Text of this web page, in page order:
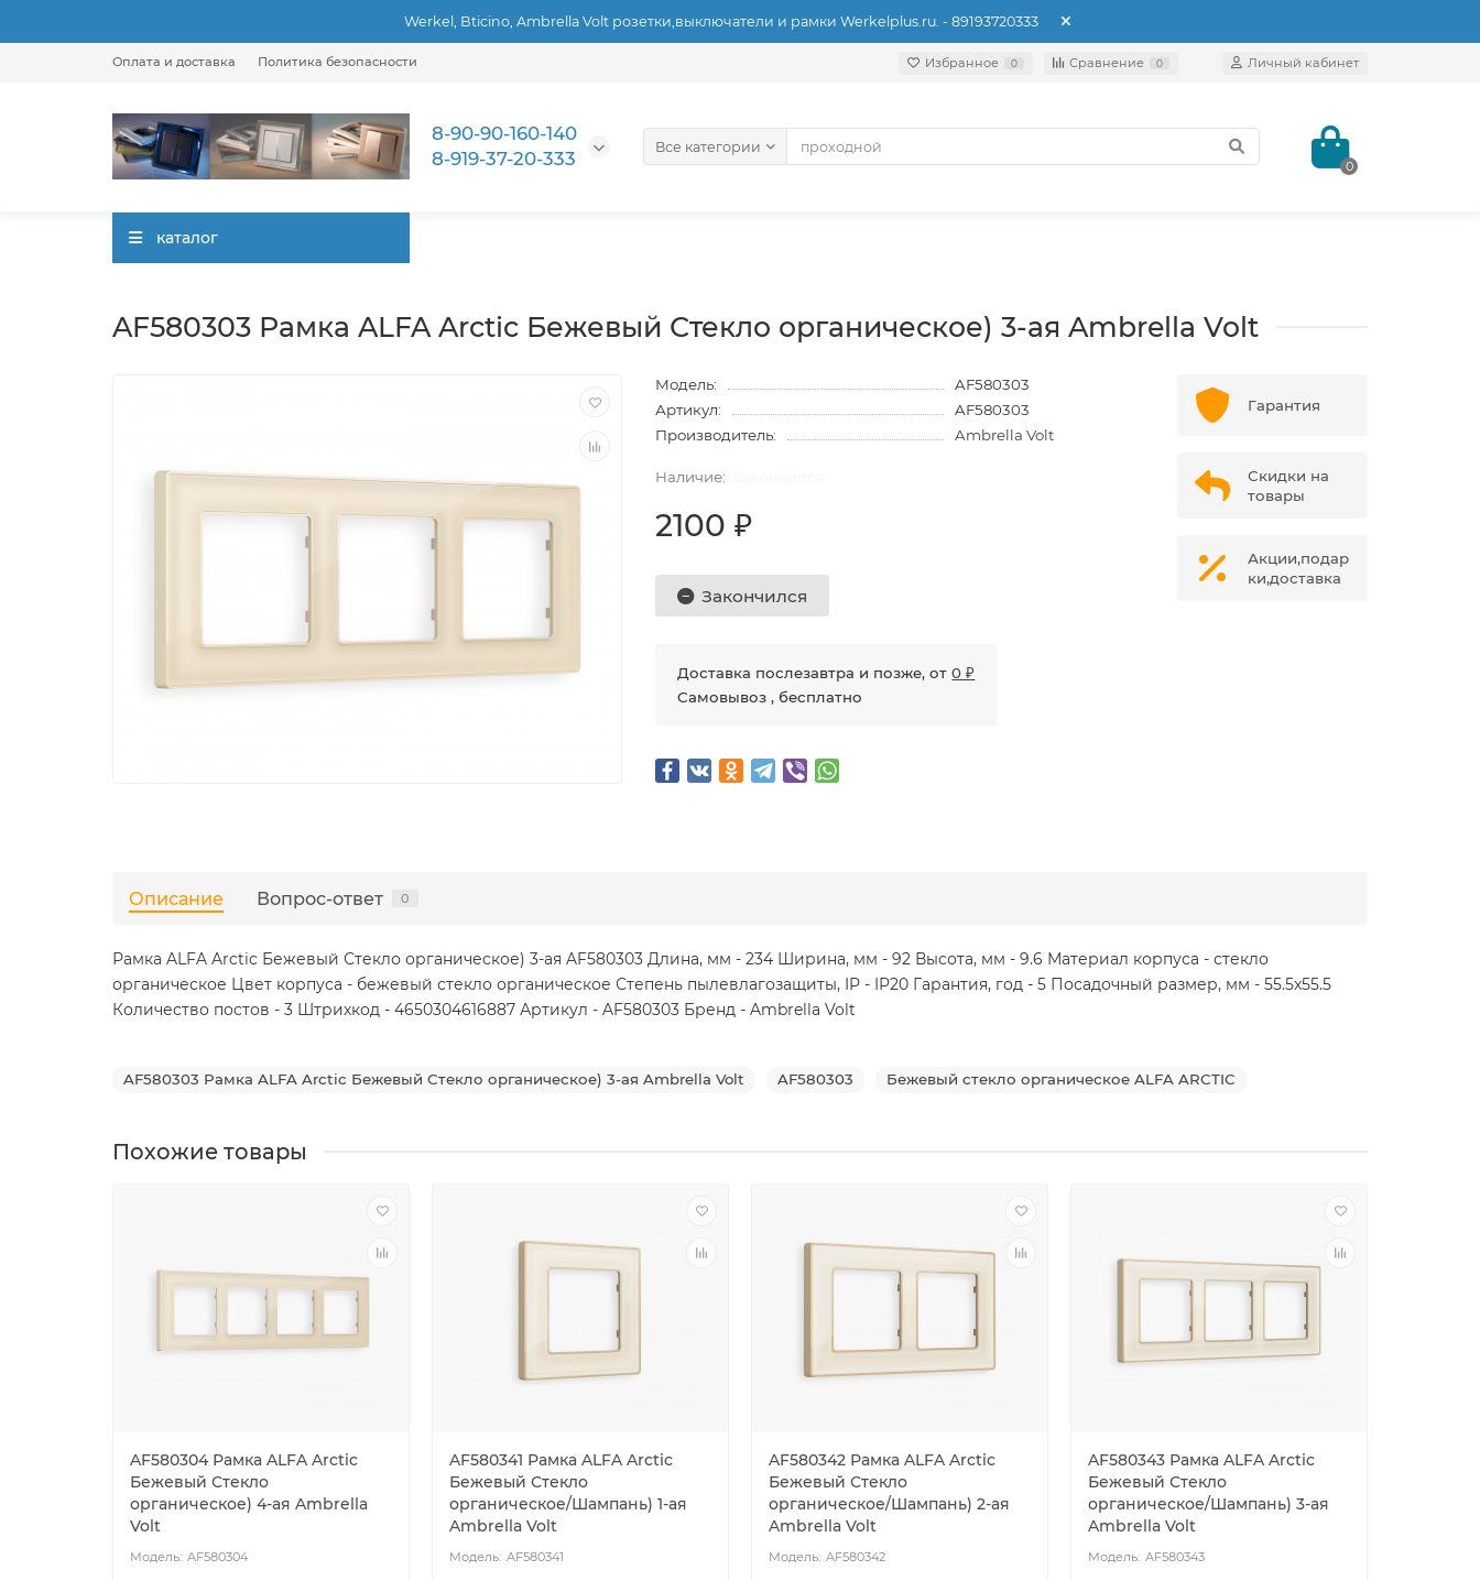
Werkel, Bticino, Ambrella Volt розетки,выключатели и рамки Werkelplus.ru. - 89193720333
Оплата и доставка Политика безопасности Избранное 0 Сравнение 0 Личный кабинет
Все категории
8-90-90-160-140
8-919-37-20-333
0
каталог
AF580303 Рамка ALFA Arctic Бежевый Стекло органическое) 3-ая Ambrella Volt
Модель:
AF580303
Артикул:
AF580303
Производитель:
Ambrella Volt
2100 ₽
Закончился
Доставка послезавтра и позже, от0 ₽
Самовывоз , бесплатно
Гарантия
Скидки на
товары
Акции,подар
ки,доставка
Описание Вопрос-ответ 0
Рамка ALFA Arctic Бежевый Стекло органическое) 3-ая AF580303 Длина, мм - 234 Ширина, мм - 92 Высота, мм - 9.6 Материал корпуса - стекло
органическое Цвет корпуса - бежевый стекло органическое Степень пылевлагозащиты, IP - IP20 Гарантия, год - 5 Посадочный размер, мм - 55.5x55.5
Количество постов - 3 Штрихкод - 4650304616887 Артикул - AF580303 Бренд - Ambrella Volt
AF580303 Рамка ALFA Arctic Бежевый Стекло органическое) 3-ая Ambrella Volt AF580303 Бежевый стекло органическое ALFA ARCTIC
Похожие товары
AF580304 Рамка ALFA Arctic
Бежевый Стекло
органическое) 4-ая Ambrella
Volt
AF580304
AF580341 Рамка ALFA Arctic
Бежевый Стекло
органическое/Шампань) 1-ая
Ambrella Volt
AF580341
AF580342 Рамка ALFA Arctic
Бежевый Стекло
органическое/Шампань) 2-ая
Ambrella Volt
AF580342
AF580343 Рамка ALFA Arctic
Бежевый Стекло
органическое/Шампань) 3-ая
Ambrella Volt
AF580343